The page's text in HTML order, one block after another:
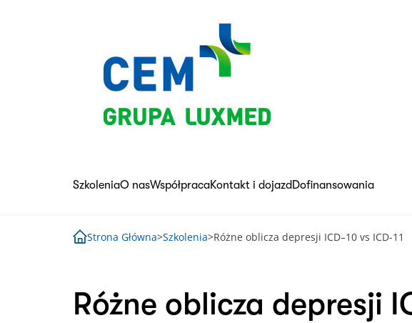
SzkoleniaO nasWspółpracaKontakt i dojazd Dofinansowania
Strona Główna>Szkolenia>Różne oblicza depresji ICD–10 vs ICD-11
Różne oblicza depresji